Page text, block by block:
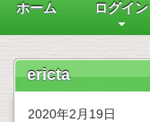
ホーム ログイン
ericta
2020年2月19日